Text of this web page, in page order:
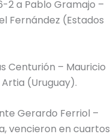
2 a Pablo Gramajo –
Fernández (Estados
Centurión – Mauricio
(Uruguay).
Gerardo Ferriol –
vencieron en cuartos